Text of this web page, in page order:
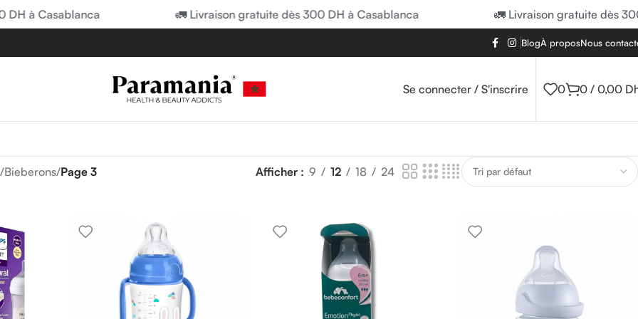
Casablanca 🚛 Livraison gratuite dès 300 DH à Casablanca 🚛 Livraison gratuite dès 300
BlogÀ proposNous
Se connecter / S'inscrire 0 0 / 0,00
/Bieberons/Page 3 Afficher 9 12 18 24